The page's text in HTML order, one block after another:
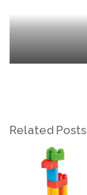
Related Posts